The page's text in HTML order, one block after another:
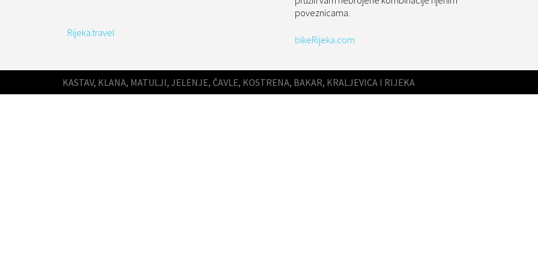
Rijeka.travel
poveznicama.
bikeRijeka.com
KASTAV, KLANA, MATULJI, JELENJE, ČAVLE, KOSTRENA, BAKAR, KRALJEVICA I RIJEKA